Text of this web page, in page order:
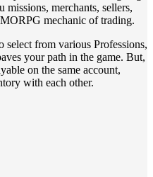
merchants, sellers,
mechanic of trading.
select from various Professions,
your path in the game. But,
on the same account,
with each other.